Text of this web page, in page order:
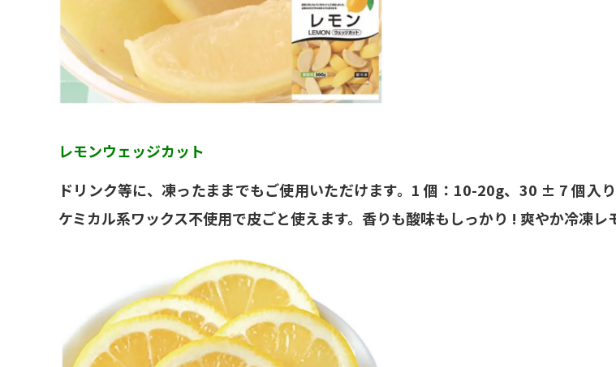
レモンウェッジカット
ドリンク等に、凍ったままでもご使用いただけます。1 個：10-20g、30 ± 7 個入
ケミカル系ワックス不使用で皮ごと使えます。香りも酸味もしっかり ! 爽やか冷凍レ